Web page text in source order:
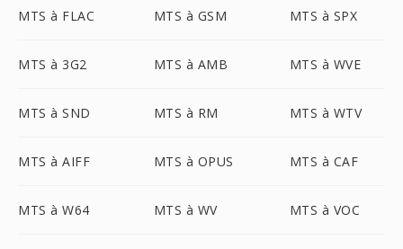
MTS à FLAC MTS à GSM MTS à SPX
MTS à 3G2 MTS à AMB MTS à WVE
MTS à SND MTS à RM MTS à WTV
MTS à AIFF MTS à OPUS MTS à CAF
MTS à W64 MTS à WV MTS à VOC